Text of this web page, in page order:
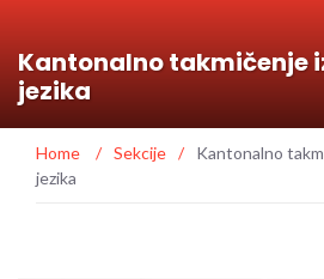
Kantonalno takmičenje
jezika
Home / Sekcije /
Kantonalno
jezika